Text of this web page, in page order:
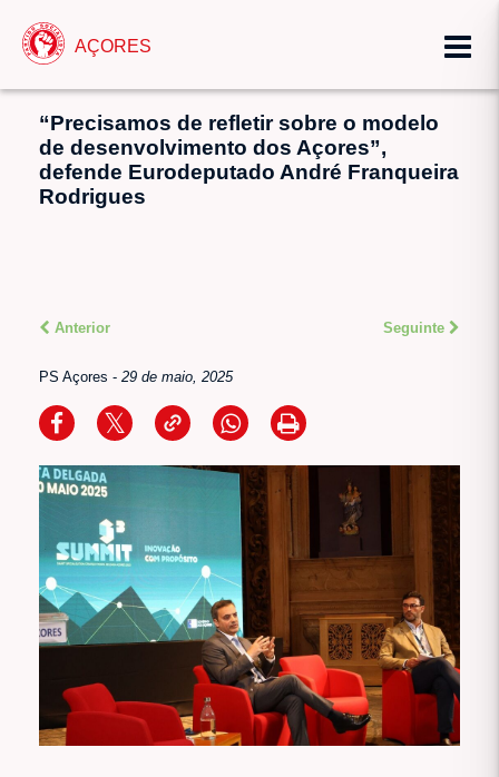
AÇORES
“Precisamos de refletir sobre o modelo
de desenvolvimento dos Açores”,
defende Eurodeputado André Franqueira
Rodrigues
Anterior Seguinte
PS Açores - 29 de maio, 2025